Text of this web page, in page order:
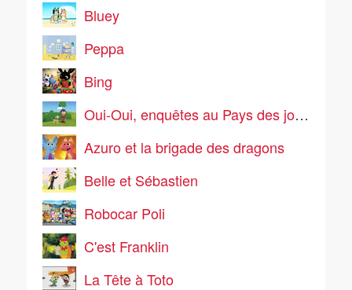
Bluey
Peppa
Bing
Oui-Oui, enquêtes au Pays des jouets
Azuro et la brigade des dragons
Belle et Sébastien
Robocar Poli
C'est Franklin
La Tête à Toto